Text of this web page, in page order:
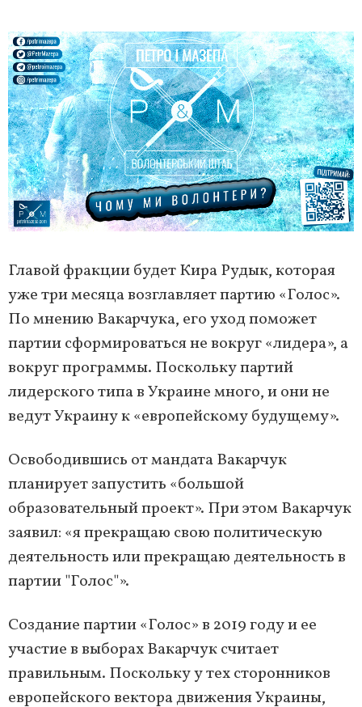
Главой фракции будет Кира Рудык, которая
уже три месяца возглавляет партию «Голос».
По мнению Вакарчука, его уход поможет
партии сформироваться не вокруг «лидера», а
вокруг программы. Поскольку партий
лидерского типа в Украине много, и они не
ведут Украину к «европейскому будущему».
Освободившись от мандата Вакарчук
планирует запустить «большой
образовательный проект». При этом Вакарчук
заявил: «я прекращаю свою политическую
деятельность или прекращаю деятельность в
партии "Голос"».
Создание партии «Голос» в 2019 году и ее
участие в выборах Вакарчук считает
правильным. Поскольку у тех сторонников
европейского вектора движения Украины,